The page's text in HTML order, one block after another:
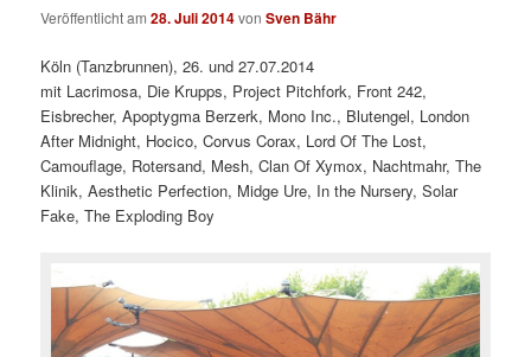
Veröffentlicht am28. Juli 2014vonSven Bähr
Köln (Tanzbrunnen), 26. und 27.07.2014
mit Lacrimosa, Die Krupps, Project Pitchfork, Front 242,
Eisbrecher, Apoptygma Berzerk, Mono Inc., Blutengel, London
After Midnight, Hocico, Corvus Corax, Lord Of The Lost,
Camouflage, Rotersand, Mesh, Clan Of Xymox, Nachtmahr, The
Klinik, Aesthetic Perfection, Midge Ure, In the Nursery, Solar
Fake, The Exploding Boy